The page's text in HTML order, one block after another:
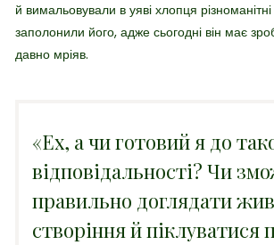
й вимальовували в уяві хлопця
заполонили його, адже сьогодні він має
давно мріяв.
«Ех, а чи готовий я до
відповідальності? Чи
правильно доглядати
створіння й піклуватися